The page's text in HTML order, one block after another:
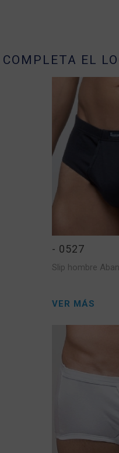
COMPLETA EL
- 0527
Slip hombre
VER MÁS